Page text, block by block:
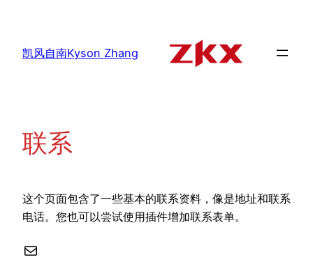
凯风自南Kyson Zhang
联系
这个页面包含了一些基本的联系资料，像是地址和联系
电话。您也可以尝试使用插件增加联系表单。
电子邮件